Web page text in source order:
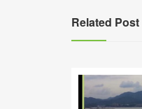
Related Post